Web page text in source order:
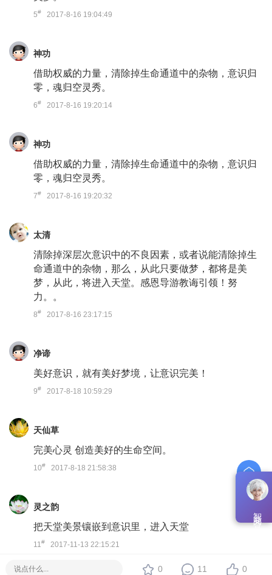
5# 2017-8-16 19:04:49
神功
借助权威的力量，清除掉生命通道中的杂物，意识归
零，魂归空灵秀。
6# 2017-8-16 19:20:14
神功
借助权威的力量，清除掉生命通道中的杂物，意识归
零，魂归空灵秀。
7# 2017-8-16 19:20:32
太清
清除掉深层次意识中的不良因素，或者说能清除掉生
命通道中的杂物，那么，从此只要做梦，都将是美
梦，从此，将进入天堂。感恩导游教诲引领！努
力。。
8# 2017-8-16 23:17:15
净谛
美好意识，就有美好梦境，让意识完美！
9# 2017-8-18 10:59:29
天仙草
完美心灵 创造美好的生命空间。
10# 2017-8-18 21:58:38
灵之韵
把天堂美景镶嵌到意识里，进入天堂
11# 2017-11-13 22:15:21
0 11 0